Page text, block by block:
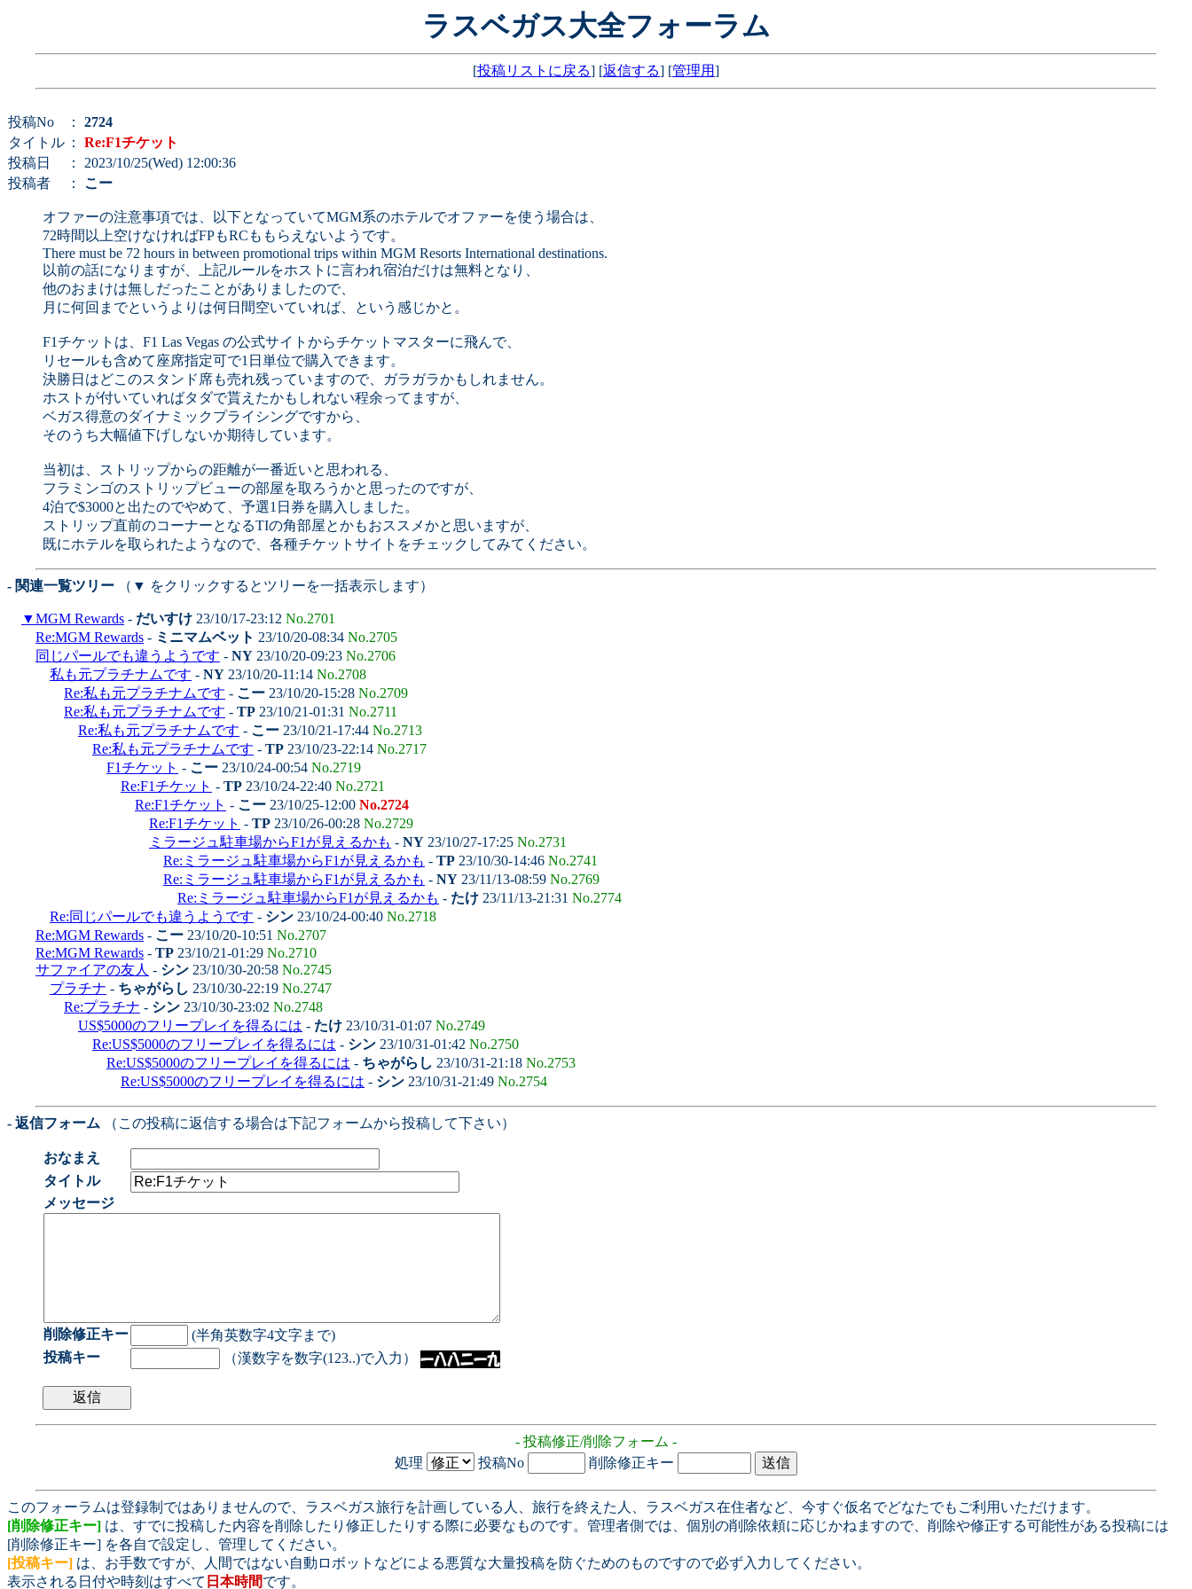
ラスベガス大全フォーラム
[投稿リストに戻る] [返信する] [管理用]
投稿No ： 2724
タイトル ： Re:F1チケット
投稿日
： 2023/10/25(Wed) 12:00:36
投稿者
： こー
オファーの注意事項では、以下となっていてMGM系のホテルでオファーを使う場合は、
72時間以上空けなければFPもRCももらえないようです。
There must be 72 hours in between promotional trips within MGM Resorts International destinations.
以前の話になりますが、上記ルールをホストに言われ宿泊だけは無料となり、
他のおまけは無しだったことがありましたので、
月に何回までというよりは何日間空いていれば、という感じかと。
F1チケットは、F1 Las Vegas の公式サイトからチケットマスターに飛んで、
リセールも含めて座席指定可で1日単位で購入できます。
決勝日はどこのスタンド席も売れ残っていますので、ガラガラかもしれません。
ホストが付いていればタダで貰えたかもしれない程余ってますが、
ベガス得意のダイナミックプライシングですから、
そのうち大幅値下げしないか期待しています。
当初は、ストリップからの距離が一番近いと思われる、
フラミンゴのストリップビューの部屋を取ろうかと思ったのですが、
4泊で$3000と出たのでやめて、予選1日券を購入しました。
ストリップ直前のコーナーとなるTIの角部屋とかもおススメかと思いますが、
既にホテルを取られたようなので、各種チケットサイトをチェックしてみてください。
- 関連一覧ツリー （▼ をクリックするとツリーを一括表示します）
▼MGM Rewards - だいすけ 23/10/17-23:12 No.2701
Re:MGM Rewards - ミニマムベット 23/10/20-08:34 No.2705
同じパールでも違うようです - NY 23/10/20-09:23 No.2706
私も元プラチナムです - NY 23/10/20-11:14 No.2708
Re:私も元プラチナムです - こー 23/10/20-15:28 No.2709
Re:私も元プラチナムです - TP 23/10/21-01:31 No.2711
Re:私も元プラチナムです - こー 23/10/21-17:44 No.2713
Re:私も元プラチナムです - TP 23/10/23-22:14 No.2717
F1チケット - こー 23/10/24-00:54 No.2719
Re:F1チケット - TP 23/10/24-22:40 No.2721
Re:F1チケット - こー 23/10/25-12:00 No.2724
Re:F1チケット - TP 23/10/26-00:28 No.2729
ミラージュ駐車場からF1が見えるかも - NY 23/10/27-17:25 No.2731
Re:ミラージュ駐車場からF1が見えるかも - TP 23/10/30-14:46 No.2741
Re:ミラージュ駐車場からF1が見えるかも - NY 23/11/13-08:59 No.2769
Re:ミラージュ駐車場からF1が見えるかも - たけ 23/11/13-21:31 No.2774
Re:同じパールでも違うようです - シン 23/10/24-00:40 No.2718
Re:MGM Rewards - こー 23/10/20-10:51 No.2707
Re:MGM Rewards - TP 23/10/21-01:29 No.2710
サファイアの友人 - シン 23/10/30-20:58 No.2745
プラチナ - ちゃがらし 23/10/30-22:19 No.2747
Re:プラチナ - シン 23/10/30-23:02 No.2748
US$5000のフリープレイを得るには - たけ 23/10/31-01:07 No.2749
Re:US$5000のフリープレイを得るには - シン 23/10/31-01:42 No.2750
Re:US$5000のフリープレイを得るには - ちゃがらし 23/10/31-21:18 No.2753
Re:US$5000のフリープレイを得るには - シン 23/10/31-21:49 No.2754
- 返信フォーム （この投稿に返信する場合は下記フォームから投稿して下さい）
おなまえ
タイトル
メッセージ
削除修正キー
(半角英数字4文字まで)
投稿キー
（漢数字を数字(123..)で入力）
- 投稿修正/削除フォーム -
処理
投稿No 削除修正キー
このフォーラムは登録制ではありませんので、ラスベガス旅行を計画している人、旅行を終えた人、ラスベガス在住者など、今すぐ仮名でどなたでもご利用いただけます。
[削除修正キー] は、すでに投稿した内容を削除したり修正したりする際に必要なものです。管理者側では、個別の削除依頼に応じかねますので、削除や修正する可能性がある投稿には
[削除修正キー] を各自で設定し、管理してください。
[投稿キー] は、お手数ですが、人間ではない自動ロボットなどによる悪質な大量投稿を防ぐためのものですので必ず入力してください。
表示される日付や時刻はすべて 日本時間です。